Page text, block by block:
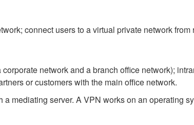
connect users to a virtual private network
network and a branch office network);
or customers with the main office network.
mediating server. A VPN works on an operating